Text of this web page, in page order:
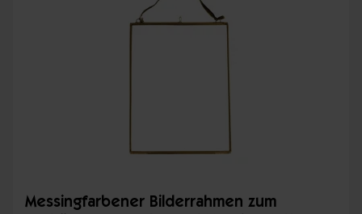
Messingfarbener Bilderrahmen zum